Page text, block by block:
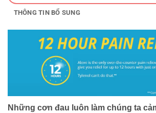
THÔNG TIN BỔ SUNG
Những cơn đau luôn làm chúng ta